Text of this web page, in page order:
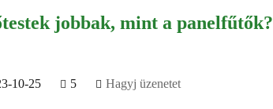
jobbak, mint a panelfűtők?
10-25 5 Hagyj üzenetet